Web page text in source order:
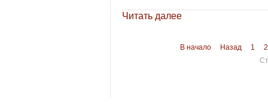
Читать далее
В начало Назад 1
2